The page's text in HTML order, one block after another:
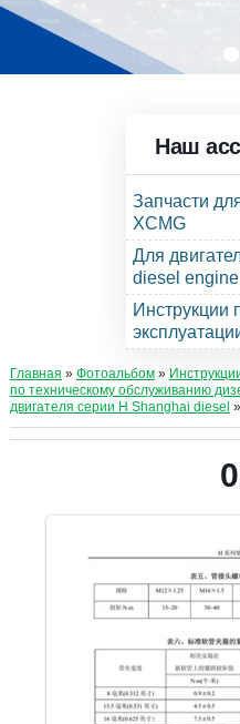
Наш
Запчасти
XCMG
Для
diesel
Инструкции
Главная » Фотоальбом»
по техническому обслуживанию
двигателя серии Н Shanghai diesel